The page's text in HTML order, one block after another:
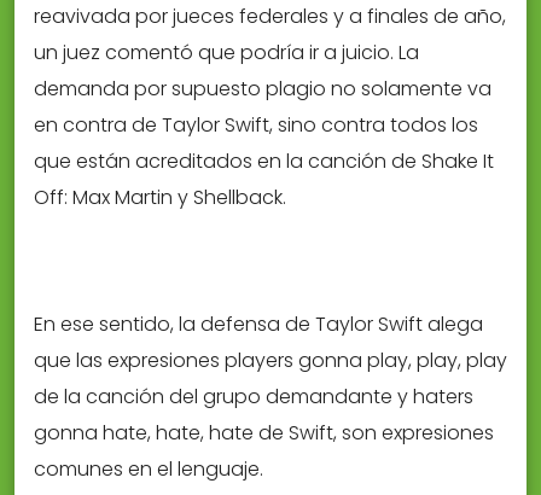
reavivada por jueces federales y a finales de año,
un juez comentó que podría ir a juicio. La
demanda por supuesto plagio no solamente va
en contra de Taylor Swift, sino contra todos los
que están acreditados en la canción de Shake It
Off: Max Martin y Shellback.
En ese sentido, la defensa de Taylor Swift alega
que las expresiones players gonna play, play, play
de la canción del grupo demandante y haters
gonna hate, hate, hate de Swift, son expresiones
comunes en el lenguaje.